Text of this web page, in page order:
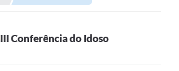
III Conferência do Idoso